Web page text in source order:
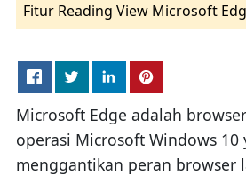
Fitur Reading View Microsoft
Microsoft Edge adalah
operasi Microsoft Windows 10
menggantikan peran browser